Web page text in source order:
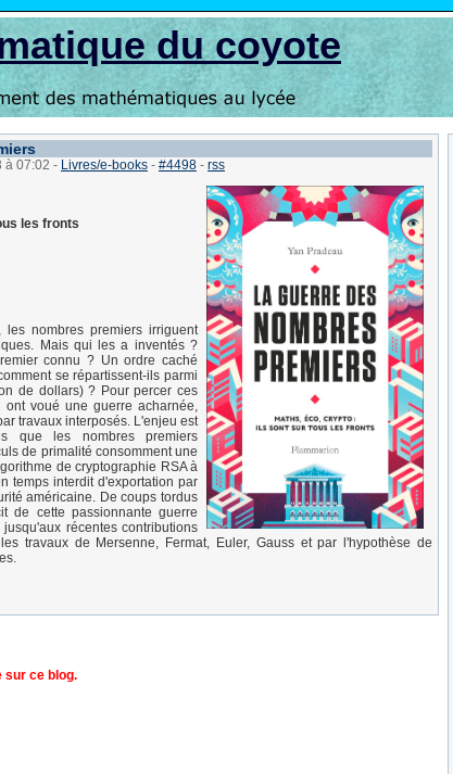
du coyote
à 07:02 - Livres/e-books - #4498 - rss
les fronts
les nombres premiers irriguent
Mais qui les a inventés ?
connu ? Un ordre caché
se répartissent-ils parmi
de dollars) ? Pour percer ces
ont voué une guerre acharnée,
travaux interposés. L'enjeu est
que les nombres premiers
de primalité consomment une
de cryptographie RSA à
temps interdit d'exportation par
américaine. De coups tordus
de cette passionnante guerre
récentes contributions
travaux de Mersenne, Fermat, Euler, Gauss et par l'hypothèse de
sur ce blog.